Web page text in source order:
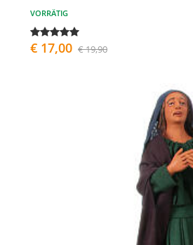
VORRÄTIG
€ 17,00 € 19,90